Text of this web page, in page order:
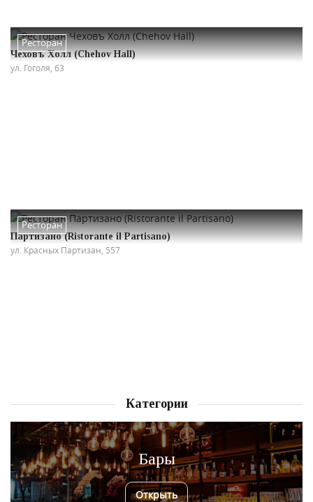
Ресторан
Чеховъ Холл (Chehov Hall)
ул. Гоголя, 63
Ресторан
Партизано (Ristorante il Partisano)
ул. Красных Партизан, 557
Категории
Бары
Открыть